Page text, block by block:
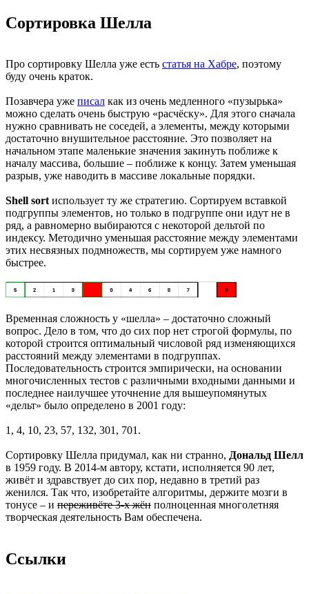
Сортировка Шелла
Про сортировку Шелла уже есть статья на Хабре, поэтому
буду очень краток.
Позавчера уже писал как из очень медленного «пузырька»
можно сделать очень быструю «расчёску». Для этого сначала
нужно сравнивать не соседей, а элементы, между которыми
достаточно внушительное расстояние. Это позволяет на
начальном этапе маленькие значения закинуть поближе к
началу массива, большие – поближе к концу. Затем уменьшая
разрыв, уже наводить в массиве локальные порядки.
Shell sortиспользует ту же стратегию. Сортируем вставкой
подгруппы элементов, но только в подгруппе они идут не в
ряд, а равномерно выбираются с некоторой дельтой по
индексу. Методично уменьшая расстояние между элементами
этих несвязных подмножеств, мы сортируем уже намного
быстрее.
Временная сложность у «шелла» – достаточно сложный
вопрос. Дело в том, что до сих пор нет строгой формулы, по
которой строится оптимальный числовой ряд изменяющихся
расстояний между элементами в подгруппах.
Последовательность строится эмпирически, на основании
многочисленных тестов с различными входными данными и
последнее наилучшее уточнение для вышеупомянутых
«дельт» было определено в 2001 году:
1, 4, 10, 23, 57, 132, 301, 701.
Сортировку Шелла придумал, как ни странно, Дональд Шелл
в 1959 году. В 2014-м автору, кстати, исполняется 90 лет,
живёт и здравствует до сих пор, недавно в третий раз
женился. Так что, изобретайте алгоритмы, держите мозги в
тонусе – и переживёте 3-х жён полноценная многолетняя
творческая деятельность Вам обеспечена.
Ссылки